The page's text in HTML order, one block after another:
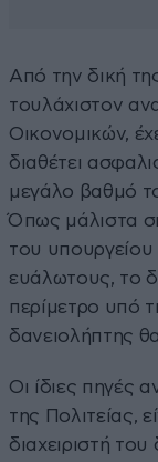
Από την δική
τουλάχιστον
Οικονομικών,
διαθέτει
μεγάλο βαθμό
Όπως μάλιστα
του υπουργείου
ευάλωτους, το
περίμετρο υπό
δανειολήπτης
Οι ίδιες πηγές
της Πολιτείας,
διαχειριστή